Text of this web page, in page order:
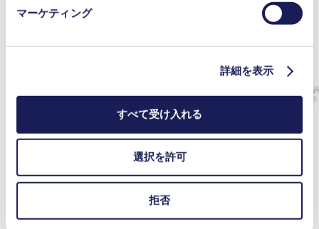
マーケティング
詳細を表示
すべて受け入れる
選択を許可
拒否